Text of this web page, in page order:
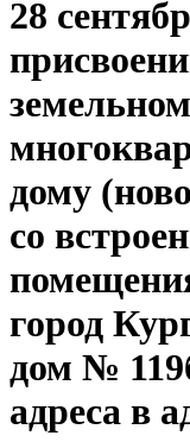
28
дому
со
город
дом №
адреса в